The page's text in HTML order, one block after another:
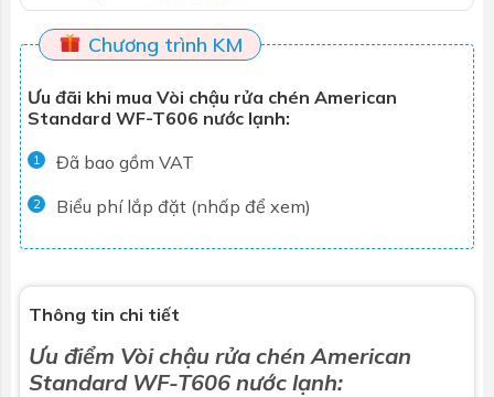
Chương trình KM
Ưu đãi khi mua Vòi chậu rửa chén American
Standard WF-T606 nước lạnh:
1 Đã bao gồm VAT
2 Biểu phí lắp đặt (nhấp để xem)
Thông tin chi tiết
Ưu điểm Vòi chậu rửa chén American
Standard WF-T606 nước lạnh: